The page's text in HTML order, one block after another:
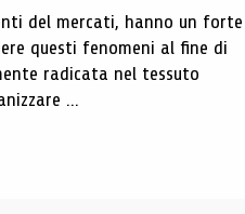
del mercati, hanno un forte
questi fenomeni al fine di
radicata nel tessuto
...